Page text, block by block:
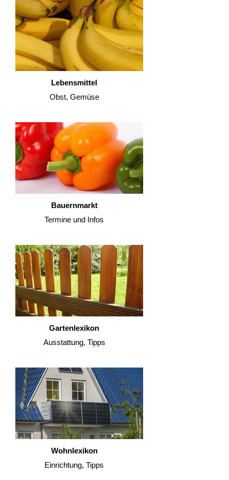
Lebensmittel
Obst, Gemüse
Bauernmarkt
Termine und Infos
Gartenlexikon
Ausstattung, Tipps
Wohnlexikon
Einrichtung, Tipps